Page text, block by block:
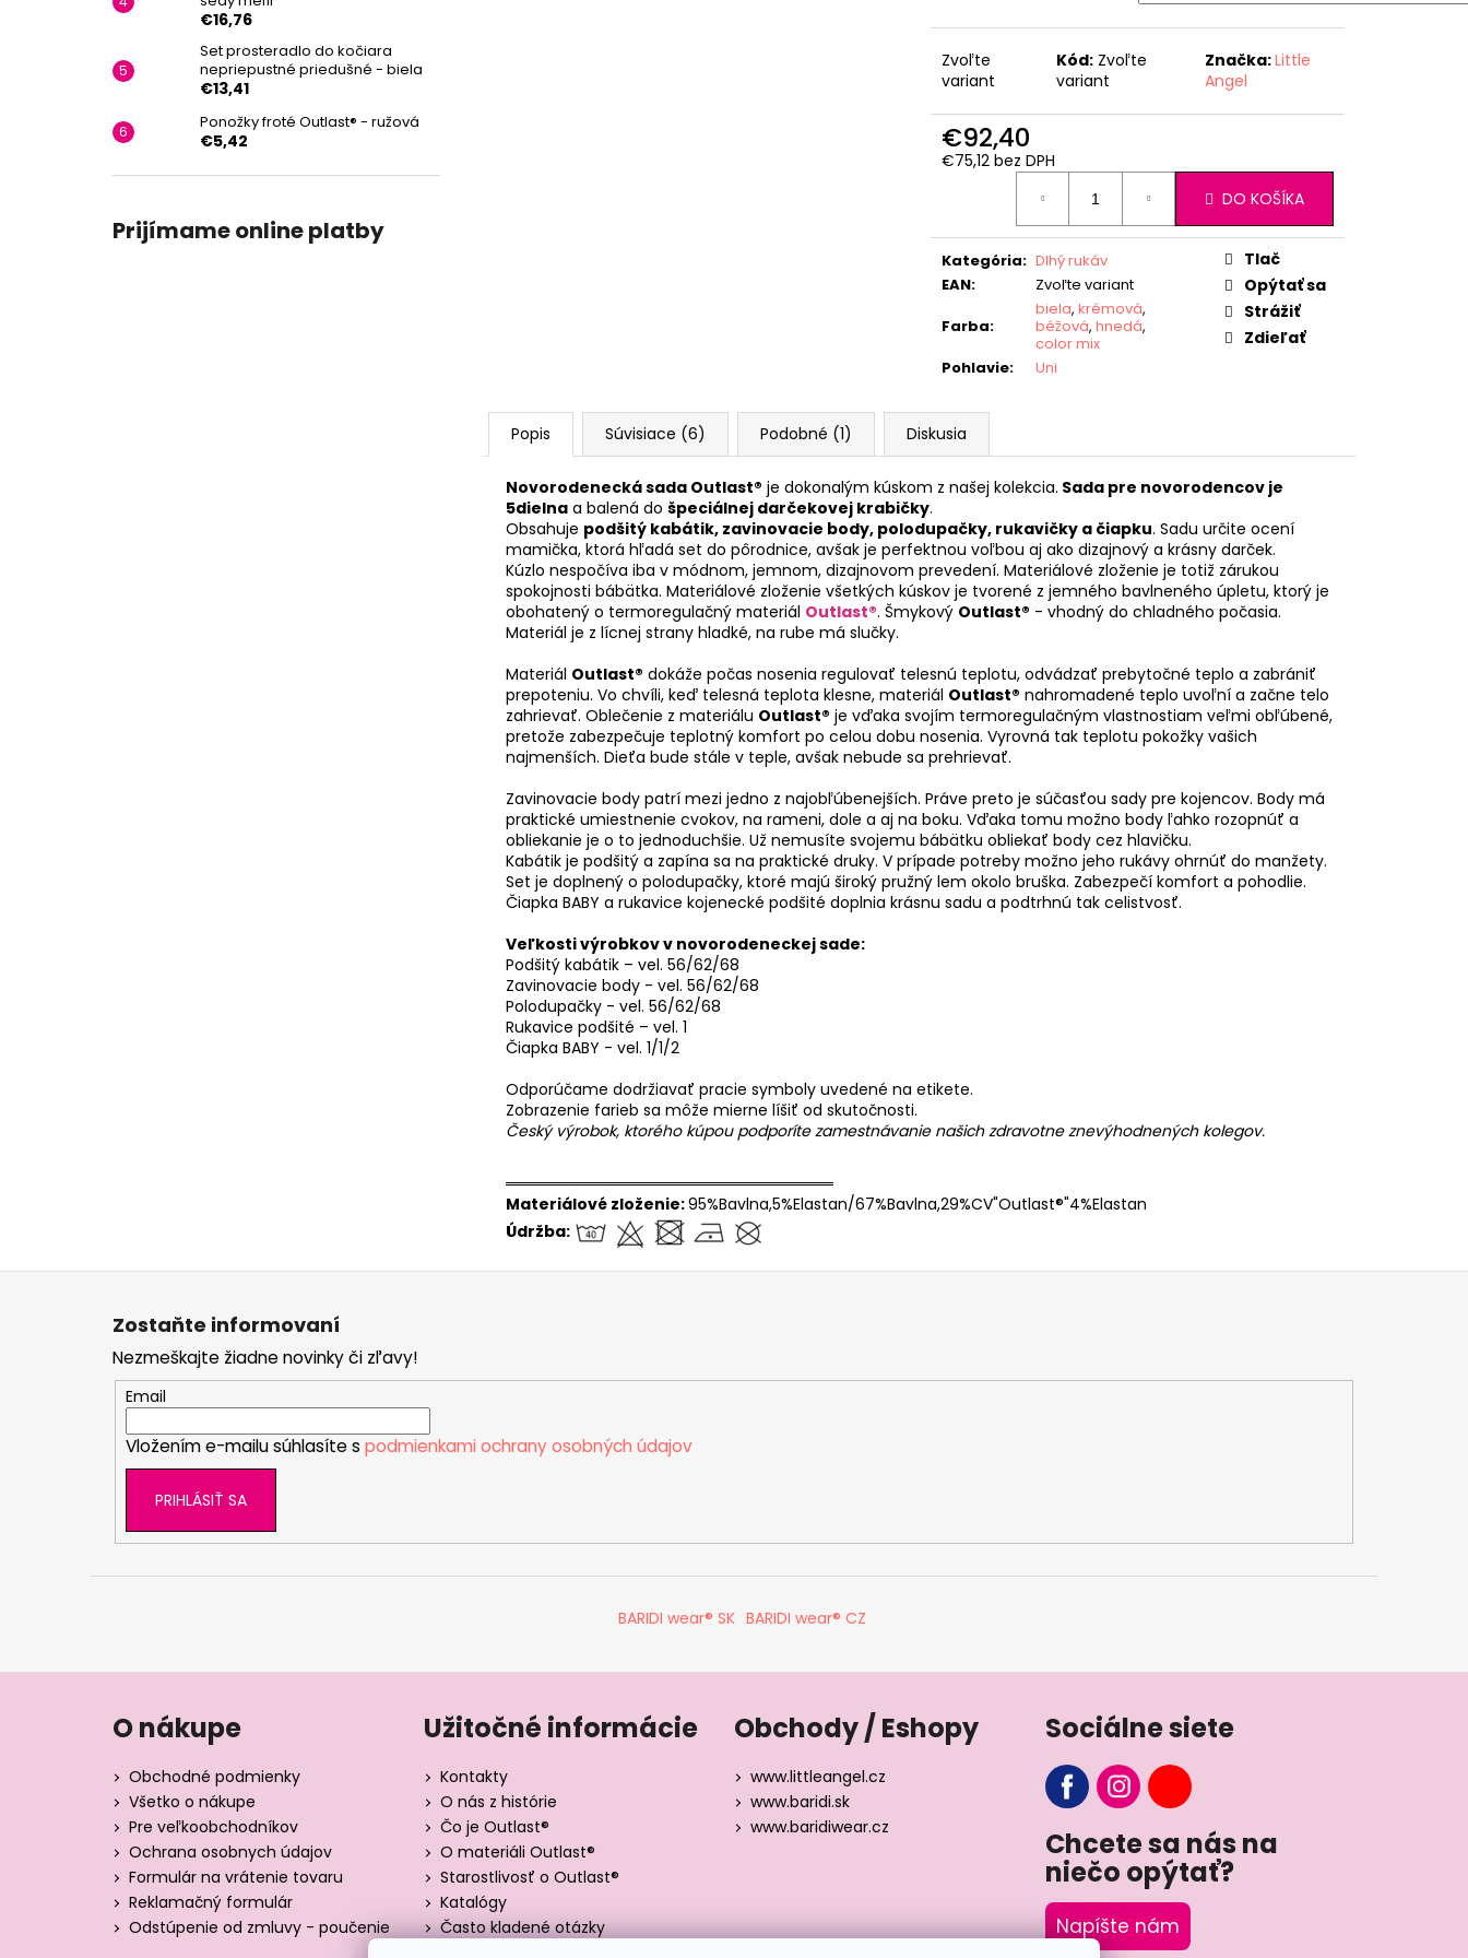
€16,76
Set prosteradlo do kočiara
nepriepustné priedušné - biela
€13,41
Ponožky froté Outlast® - ružová
€5,42
Prijímame online platby
Zvoľte
variant
Kód: Zvoľte
variant
Značka:Little
Angel
€92,40
€75,12 bez DPH
DO KOŠÍKA
Kategória: Dlhý rukáv
EAN:
Zvoľte variant
Farba:
biela, krémová,
béžová, hnedá,
color mix
Pohlavie: Uni
Tlač
Opýtať sa
Strážiť
Zdieľať
Popis Súvisiace (6) Podobné (1) Diskusia
Novorodenecká sada Outlast® je dokonalým kúskom z našej kolekcia. Sada pre novorodencov je
5dielna a balená do špeciálnej darčekovej krabičky.
Obsahuje podšitý kabátik, zavinovacie body, polodupačky, rukavičky a čiapku. Sadu určite ocení
mamička, ktorá hľadá set do pôrodnice, avšak je perfektnou voľbou aj ako dizajnový a krásny darček.
Kúzlo nespočíva iba v módnom, jemnom, dizajnovom prevedení. Materiálové zloženie je totiž zárukou
spokojnosti bábätka. Materiálové zloženie všetkých kúskov je tvorené z jemného bavlneného úpletu, ktorý je
obohatený o termoregulačný materiál Outlast®. Šmykový Outlast® - vhodný do chladného počasia.
Materiál je z lícnej strany hladké, na rube má slučky.
Materiál Outlast® dokáže počas nosenia regulovať telesnú teplotu, odvádzať prebytočné teplo a zabrániť
prepoteniu. Vo chvíli, keď telesná teplota klesne, materiál Outlast® nahromadené teplo uvoľní a začne telo
zahrievať. Oblečenie z materiálu Outlast® je vďaka svojím termoregulačným vlastnostiam veľmi obľúbené,
pretože zabezpečuje teplotný komfort po celou dobu nosenia. Vyrovná tak teplotu pokožky vašich
najmenších. Dieťa bude stále v teple, avšak nebude sa prehrievať.
Zavinovacie body patrí mezi jedno z najobľúbenejších. Práve preto je súčasťou sady pre kojencov. Body má
praktické umiestnenie cvokov, na rameni, dole a aj na boku. Vďaka tomu možno body ľahko rozopnúť a
obliekanie je o to jednoduchšie. Už nemusíte svojemu bábätku obliekať body cez hlavičku.
Kabátik je podšitý a zapína sa na praktické druky. V prípade potreby možno jeho rukávy ohrnúť do manžety.
Set je doplnený o polodupačky, ktoré majú široký pružný lem okolo bruška. Zabezpečí komfort a pohodlie.
Čiapka BABY a rukavice kojenecké podšité doplnia krásnu sadu a podtrhnú tak celistvosť.
Veľkosti výrobkov v novorodeneckej sade:
Podšitý kabátik – vel. 56/62/68
Zavinovacie body - vel. 56/62/68
Polodupačky - vel. 56/62/68
Rukavice podšité – vel. 1
Čiapka BABY - vel. 1/1/2
Odporúčame dodržiavať pracie symboly uvedené na etikete.
Zobrazenie farieb sa môže mierne líšiť od skutočnosti.
Český výrobok, ktorého kúpou podporíte zamestnávanie našich zdravotne znevýhodnených kolegov.
══════════════════════════════
Materiálové zloženie:95%Bavlna,5%Elastan/67%Bavlna,29%CV"Outlast®"4%Elastan
Údržba:
Zostaňte informovaní
Nezmeškajte žiadne novinky či zľavy!
Email
Vložením e-mailu súhlasíte s podmienkami ochrany osobných údajov
PRIHLÁSIŤ SA
BARIDI wear® SK BARIDI wear® CZ
O nákupe
Obchodné podmienky
Všetko o nákupe
Pre veľkoobchodníkov
Ochrana osobnych údajov
Formulár na vrátenie tovaru
Reklamačný formulár
Odstúpenie od zmluvy - poučenie
Užitočné informácie
Kontakty
O nás z histórie
Čo je Outlast®
O materiáli Outlast®
Starostlivosť o Outlast®
Katalógy
Často kladené otázky
Obchody / Eshopy
www.littleangel.cz
www.baridi.sk
www.baridiwear.cz
Sociálne siete
Chcete sa nás na
niečo opýtať?
Napíšte nám